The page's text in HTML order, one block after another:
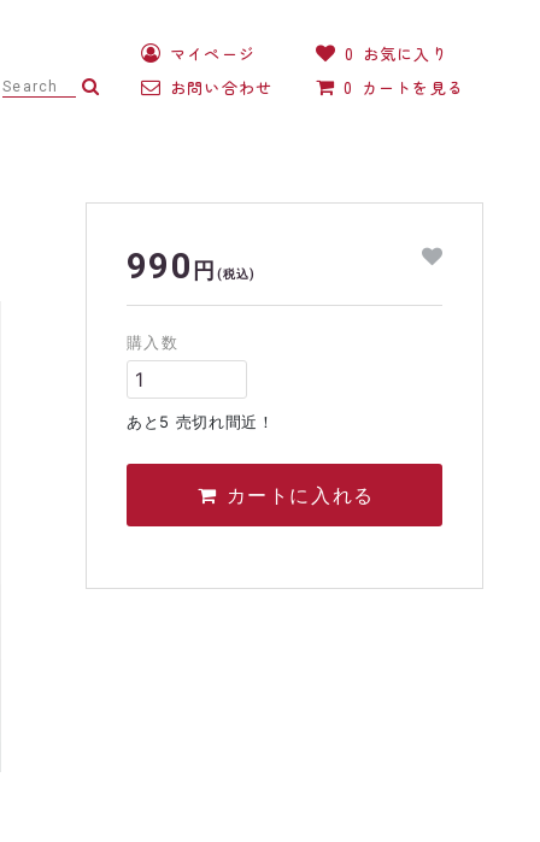
マイページ 0 お気に入り
0 カートを見る
お問い合わせ
990 円 (税込)
購入数
あと5 売切れ間近！
カートに入れる